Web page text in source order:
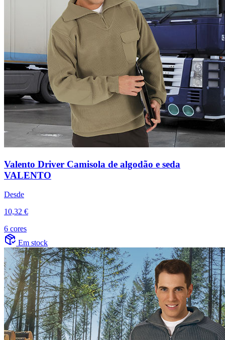
Valento Driver Camisola de algodão e seda
VALENTO
Desde
10,32 €
6 cores
Em stock